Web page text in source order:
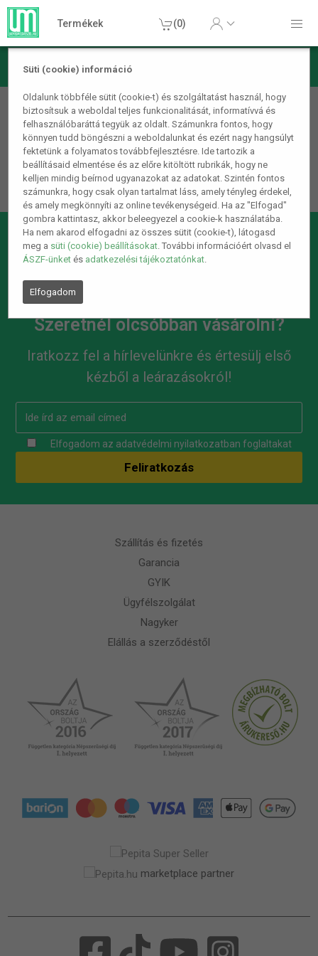
Süti (cookie) információ
Oldalunk többféle sütit (cookie-t) és szolgáltatást használ, hogy
biztosítsuk a weboldal teljes funkcionalitását, informatívvá és
felhasználóbaráttá tegyük az oldalt. Számunkra fontos, hogy
könnyen tudd böngészni a weboldalunkat és ezért nagy hangsúlyt
fektetünk a folyamatos továbbfejlesztésre. Ide tartozik a
beállításaid elmentése és az előre kitöltött rubrikák, hogy ne
kelljen mindig beírnod ugyanazokat az adatokat. Szintén fontos
számunkra, hogy csak olyan tartalmat láss, amely tényleg érdekel,
és amely megkönnyíti az online tevékenységeid. Ha az "Elfogad"
gombra kattintasz, akkor beleegyezel a cookie-k használatába.
Ha nem akarod elfogadni az összes sütit (cookie-t), látogasd
meg a süti (cookie) beállításokat. További információért olvasd el
ÁSZF-ünket és adatkezelési tájékoztatónkat.
Elfogadom
Termékek (0)
404 - A keresett oldal nem található
Sajnáljuk, de nem találjuk a keresett oldalt.
Lehet, hogy egy hibás linkre kattintottál vagy a kért oldalt
már nem létezik.
Szeretnél olcsóbban vásárolni?
Iratkozz fel a hírlevelünkre és értesülj első
kézből a leárazásokról!
Elfogadom az adatvédelmi nyilatkozatban foglaltakat
Szállítás és fizetés
Garancia
GYIK
Ügyfélszolgálat
Nagyker
Elállás a szerződéstől
marketplace partner